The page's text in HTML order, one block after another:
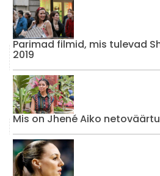
Parimad filmid, mis tulevad
2019
Mis on Jhené Aiko